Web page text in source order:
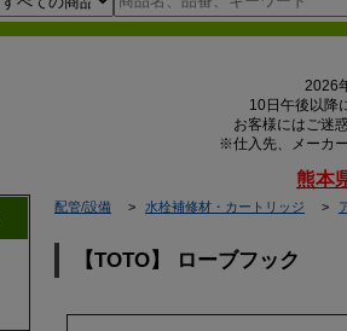
2026
10日午後以降
お客様にはご迷
※仕入先、メーカ
熊本
配管/設備 水栓補修材・カートリッジ
【TOTO】 ローブフック